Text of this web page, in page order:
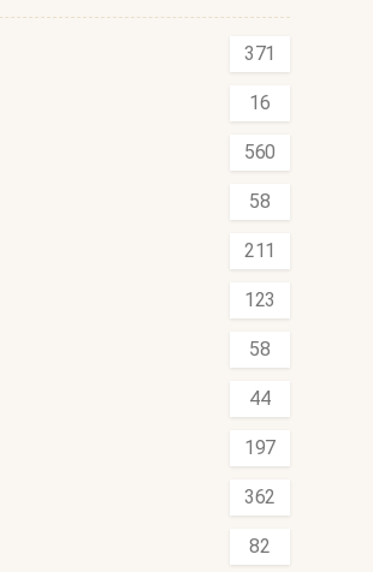
371
16
560
58
211
123
58
44
197
362
82